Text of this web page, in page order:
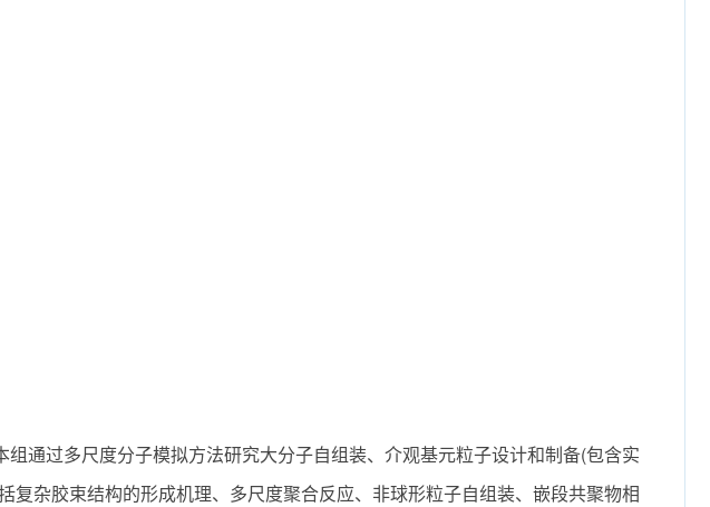
通过多尺度分子模拟方法研究大分子自组装、介观基元粒子设计和制备(包含实
复杂胶束结构的形成机理、多尺度聚合反应、非球形粒子自组装、嵌段共聚物相